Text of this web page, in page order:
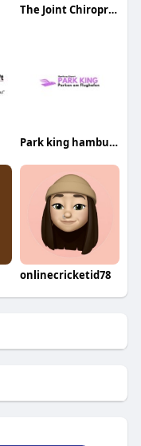
The Joint Chiropractic College Station
Park king hamburg
onlinecricketid78